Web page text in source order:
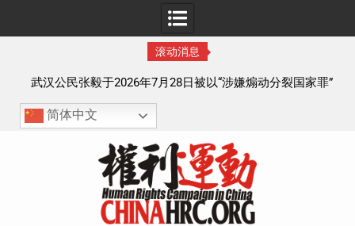
滚动消息
武汉公民张毅于2026年7月28日被以“涉嫌煽动分裂国家罪”
执行逮捕 目前羁押在拉萨市看守所
简体中文